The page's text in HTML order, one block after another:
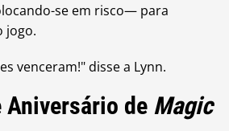
se em risco— para
jogo.
venceram!" disse a Lynn.
Aniversário de Magic